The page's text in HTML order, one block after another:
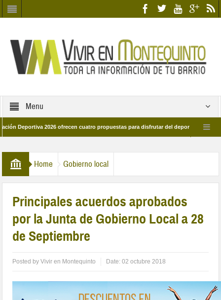
Menu
2026 ofrecen cuatro propuestas para disfrutar del deporte este verano en Dos
Home Gobierno local
Principales acuerdos aprobados
por la Junta de Gobierno Local a 28
de Septiembre
Posted byVivir en Montequinto Date:02 octubre 2018